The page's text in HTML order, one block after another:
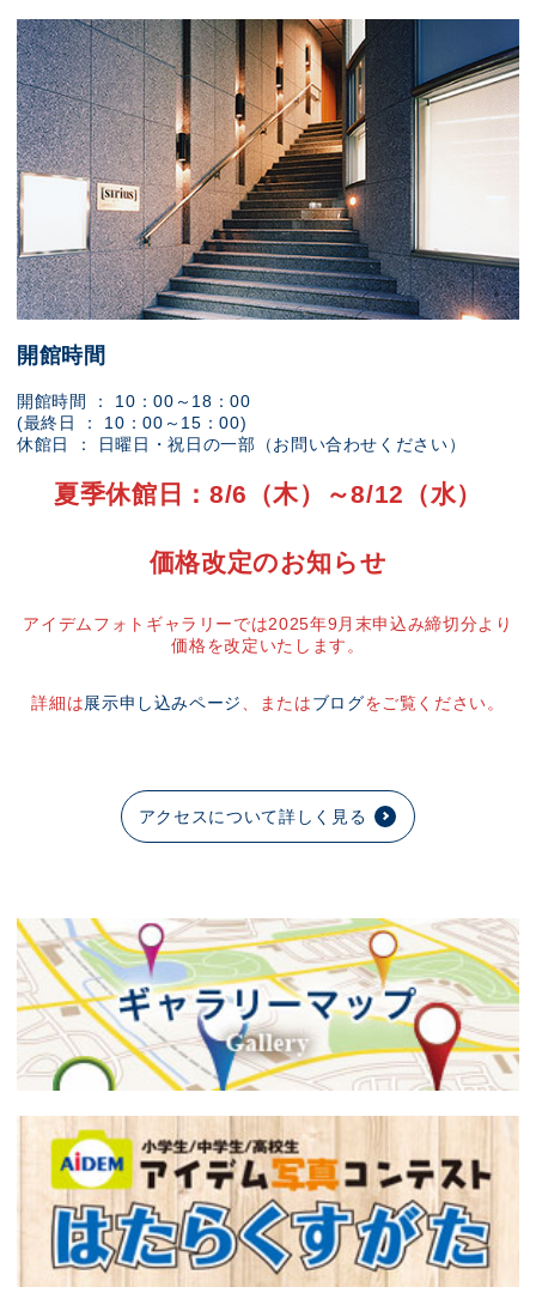
開館時間
開館時間 ： 10：00～18：00
(最終日 ： 10：00～15：00)
休館日 ： 日曜日・祝日の一部（お問い合わせください）
夏季休館日：8/6（木）～8/12（水）
価格改定のお知らせ
アイデムフォトギャラリーでは2025年9月末申込み締切分より
価格を改定いたします。
詳細は展示申し込みページ 、またはブログをご覧ください。
アクセスについて詳しく見る